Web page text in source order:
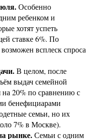
Особенно
ребенком и
хотят успеть
ставке 6%. По
всплеск спроса
В целом, после
выдач семейной
на 20% по сравнению с
бенефициарами
семьи, но их
7% в Москве).
рынке.Семьи с одним